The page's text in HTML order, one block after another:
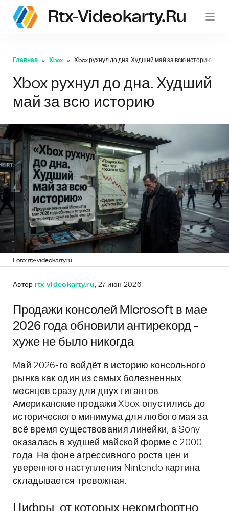
Rtx-Videokarty.ru
Главная Xbox Xbox рухнул до дна. Худший май за всю историю
Xbox рухнул до дна. Худший
май за всю историю
Foto: rtx-videokarty.ru
Автор rtx-videokarty.ru, 27 июн 2026
Продажи консолей Microsoft в мае
2026 года обновили антирекорд -
хуже не было никогда
Май 2026-го войдёт в историю консольного
рынка как один из самых болезненных
месяцев сразу для двух гигантов.
Американские продажи Xbox опустились до
исторического минимума для любого мая за
всё время существования линейки, а Sony
оказалась в худшей майской форме с 2000
года. На фоне агрессивного роста цен и
уверенного наступления Nintendo картина
складывается тревожная.
Цифры, от которых некомфортно